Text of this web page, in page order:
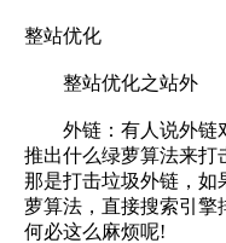
整站优化
整站优化之站外
外链：有人说外链对
推出什么绿萝算法来打
那是打击垃圾外链，如
萝算法，直接搜索引擎
何必这么麻烦呢!